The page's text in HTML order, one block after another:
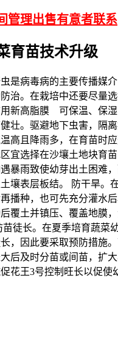
管理出售有意者联系
育苗技术升级
是病毒病的主要传播媒
治。在栽培中还要尽量
新高脂膜 可保温、保
壮。驱避地下虫害，隔
高且降雨多，在育苗时
宜选择在沙壤土地块育
暴雨致使幼芽出土困难
壤表层板结。 防干旱。
播种，也可先充分灌水
覆土并镇压、覆盖地膜
徒长。在夏季培育蔬菜
，因此要采取预防措施
后及时分苗或间苗，扩
花王3号控制旺长以促使